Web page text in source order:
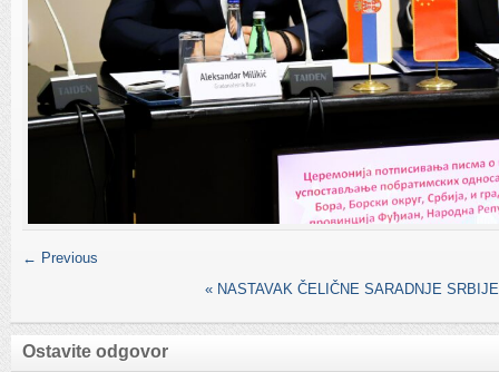
← Previous
« NASTAVAK ČELIČNE SARADNJE
Ostavite odgovor